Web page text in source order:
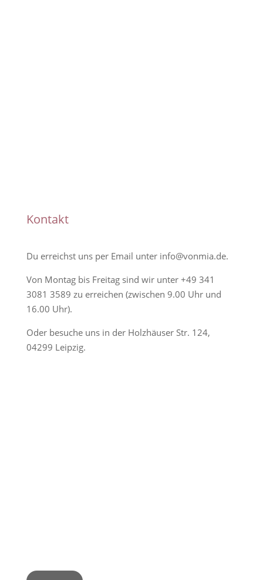
Kontakt
Du erreichst uns per Email unter info@vonmia.de.
Von Montag bis Freitag sind wir unter +49 341
3081 3589 zu erreichen (zwischen 9.00 Uhr und
16.00 Uhr).
Oder besuche uns in der Holzhäuser Str. 124,
04299 Leipzig.